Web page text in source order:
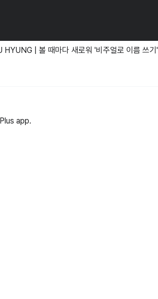
| 볼 때마다 새로워 '비주얼로 이름 쓰기'
app.